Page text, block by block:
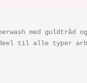
med
til alle typer